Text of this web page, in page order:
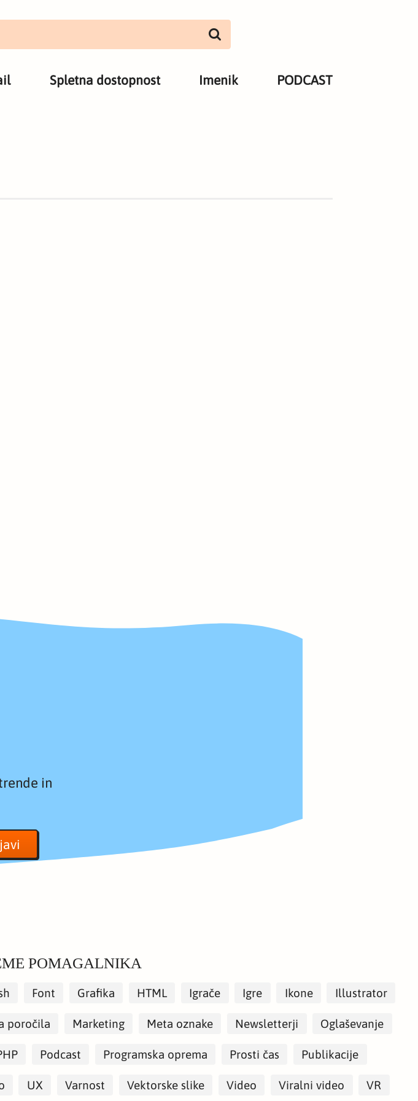
Spletna dostopnost Imenik PODCAST
in
POMAGALNIKA
Font Grafika HTML Igrače Igre Ikone Illustrator
poročila Marketing Meta oznake Newsletterji Oglaševanje
Podcast Programska oprema Prosti čas Publikacije
UX Varnost Vektorske slike Video Viralni video VR